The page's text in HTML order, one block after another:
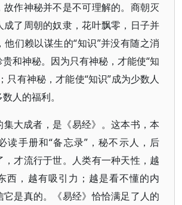
故作神秘并不是不可理解的。商朝灭
成了周朝的奴隶，花叶飘零，日子并
们赖以谋生的“知识”并没有随之消
和神秘。因为只有神秘，才能使“知
只有神秘，才能使“知识”成为少数人
人的福利。
集大成者，是《易经》。这本书，本
读手册和“备忘录”，秘不示人，后
，才流行于世。人类有一种天性，越
西，越有吸引力；越是看不懂的内
它是真的。《易经》恰恰满足了人的